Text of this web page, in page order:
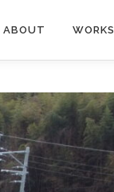
ABOUT WORKS